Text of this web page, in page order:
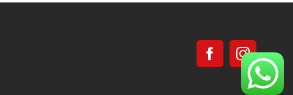
Facebook